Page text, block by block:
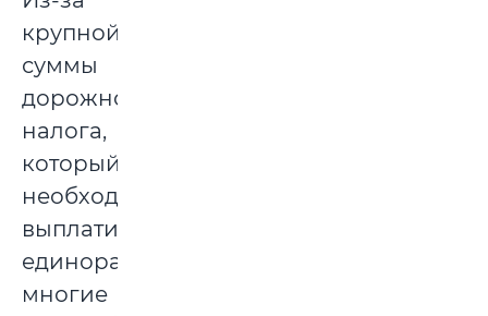
крупной
суммы
дорожного
налога,
который
необходимо
выплатить
единоразово,
многие